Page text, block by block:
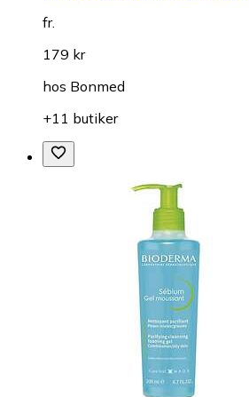
fr.
179 kr
hos Bonmed
+11 butiker